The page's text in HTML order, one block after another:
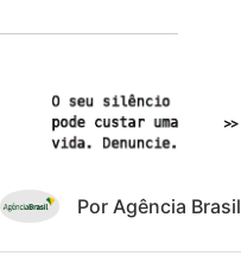
Por Agência Brasil